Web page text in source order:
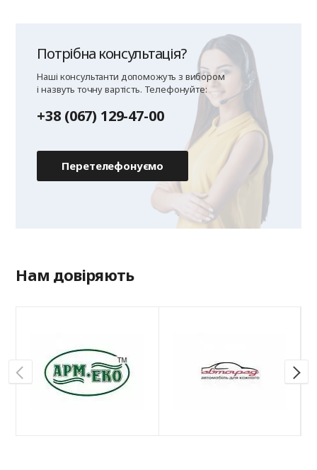
Потрібна консультація?
Наші консультанти допоможуть з вибором
і назвуть точну вартість. Телефонуйте:
+38 (067) 129-47-00
Перетелефонуємо
Нам довіряють